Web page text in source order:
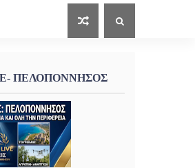
ΠΕΛΟΠΟΝΝΗΣΟΣ